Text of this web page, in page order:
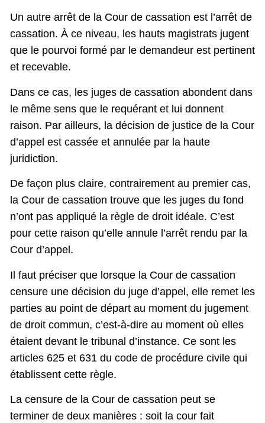
Un autre arrêt de la Cour de cassation est l’arrêt de
cassation. À ce niveau, les hauts magistrats jugent
que le pourvoi formé par le demandeur est pertinent
et recevable.
Dans ce cas, les juges de cassation abondent dans
le même sens que le requérant et lui donnent
raison. Par ailleurs, la décision de justice de la Cour
d’appel est cassée et annulée par la haute
juridiction.
De façon plus claire, contrairement au premier cas,
la Cour de cassation trouve que les juges du fond
n’ont pas appliqué la règle de droit idéale. C’est
pour cette raison qu’elle annule l’arrêt rendu par la
Cour d’appel.
Il faut préciser que lorsque la Cour de cassation
censure une décision du juge d’appel, elle remet les
parties au point de départ au moment du jugement
de droit commun, c’est-à-dire au moment où elles
étaient devant le tribunal d’instance. Ce sont les
articles 625 et 631 du code de procédure civile qui
établissent cette règle.
La censure de la Cour de cassation peut se
terminer de deux manières : soit la cour fait